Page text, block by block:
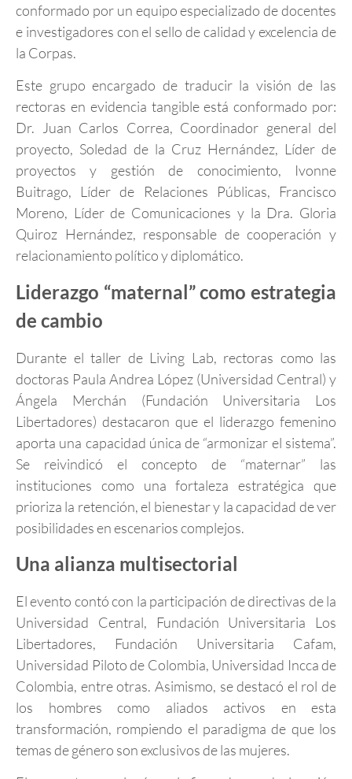
conformado por un equipo especializado de docentes
e investigadores con el sello de calidad y excelencia de
la Corpas.
Este grupo encargado de traducir la visión de las
rectoras en evidencia tangible está conformado por:
Dr. Juan Carlos Correa, Coordinador general del
proyecto, Soledad de la Cruz Hernández, Líder de
proyectos y gestión de conocimiento, Ivonne
Buitrago, Líder de Relaciones Públicas, Francisco
Moreno, Líder de Comunicaciones y la Dra. Gloria
Quiroz Hernández, responsable de cooperación y
relacionamiento político y diplomático.
Liderazgo “maternal” como estrategia
de cambio
Durante el taller de Living Lab, rectoras como las
doctoras Paula Andrea López (Universidad Central) y
Ángela Merchán (Fundación Universitaria Los
Libertadores) destacaron que el liderazgo femenino
aporta una capacidad única de “armonizar el sistema”.
Se reivindicó el concepto de “maternar” las
instituciones como una fortaleza estratégica que
prioriza la retención, el bienestar y la capacidad de ver
posibilidades en escenarios complejos.
Una alianza multisectorial
El evento contó con la participación de directivas de la
Universidad Central, Fundación Universitaria Los
Libertadores, Fundación Universitaria Cafam,
Universidad Piloto de Colombia, Universidad Incca de
Colombia, entre otras. Asimismo, se destacó el rol de
los hombres como aliados activos en esta
transformación, rompiendo el paradigma de que los
temas de género son exclusivos de las mujeres.